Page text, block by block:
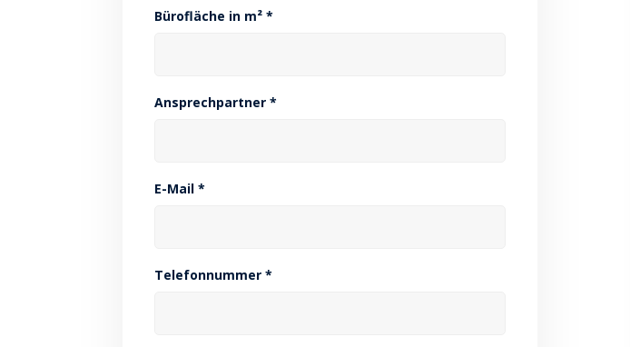
Bürofläche in m² *
Ansprechpartner *
E-Mail *
Telefonnummer *